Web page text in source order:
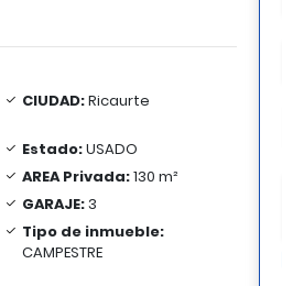
CIUDAD:Ricaurte
Estado:USADO
AREA Privada:130 m²
GARAJE:3
Tipo de inmueble:
CAMPESTRE